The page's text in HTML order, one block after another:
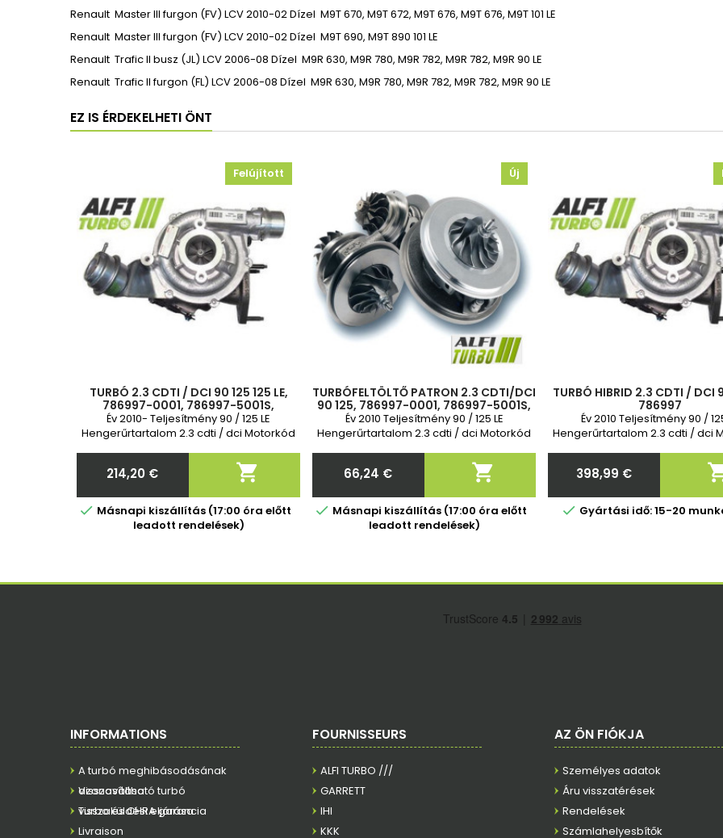
Renault Master III furgon (FV) LCV2010-02Dízel M9T 670, M9T 672, M9T 676, M9T 676, M9T101 LE
Renault Master III furgon (FV) LCV2010-02Dízel M9T 690, M9T 890 101 LE
Renault Trafic II busz (JL) LCV2006-08 Dízel M9R 630, M9R 780, M9R 782, M9R 782, M9R 90 LE
Renault Trafic II furgon (FL) LCV2006-08 Dízel M9R 630, M9R 780, M9R 782, M9R 782, M9R 90 LE
EZ IS ÉRDEKELHETI ÖNT
Felújított
TURBÓ 2.3 CDTI / DCI 90 125 125 LE,
786997-0001, 786997-5001S,
95516205, 8660006062, 8200822404,
144114283R, 1440100Q1M
Év 2010- Teljesítmény 90 / 125 LE
Hengerűrtartalom 2.3 cdti / dci Motorkód
Ár
214,20 € 
 Másnapi kiszállítás (17:00 óra előtt
leadott rendelések)
Új
TURBÓFELTÖLTŐ PATRON 2.3 CDTI/DCI
90 125, 786997-0001, 786997-5001S,
8200994301B
Év 2010 Teljesítmény 90 / 125 LE
Hengerűrtartalom 2.3 cdti / dci Motorkód
Ár
66,24 € 
 Másnapi kiszállítás (17:00 óra előtt
leadott rendelések)
TURBÓ HIBRID 2.3 CDTI / DCI
786997
Év 2010 Teljesítmény 90 /
Hengerűrtartalom 2.3 cdti / dci
Ár
398,99 €
 Gyártási idő: 15-20
INFORMATIONS
A turbó meghibásodásának
azonosítása
Visszaváltható turbó
visszaküldési eljárása
Turbo és CHRA garancia
Livraison
FOURNISSEURS
ALFI TURBO ///
GARRETT
IHI
KKK
AZ ÖN FIÓKJA
Személyes adatok
Áru visszatérések
Rendelések
Számlahelyesbítők